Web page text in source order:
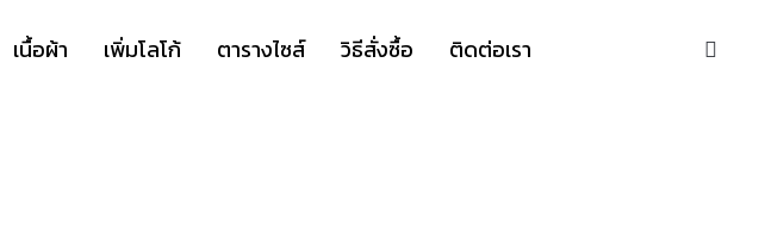
เนื้อผ้า เพิ่มโลโก้ ตารางไซส์ วิธีสั่งซื้อ ติดต่อเรา